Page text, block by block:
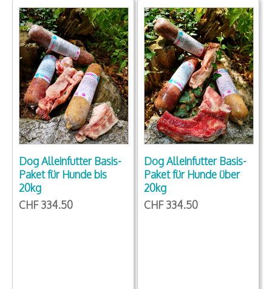
Dog Alleinfutter Basis-
Paket für Hunde bis
20kg
CHF 334.50
Dog Alleinfutter Basis-
Paket für Hunde über
20kg
CHF 334.50